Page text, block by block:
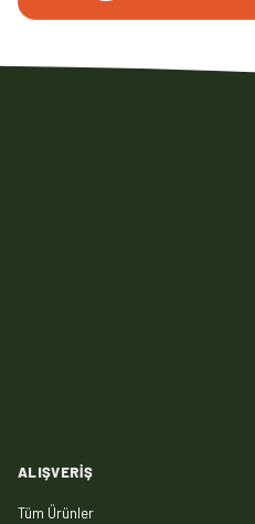
ALIŞVERIŞ
Tüm Ürünler